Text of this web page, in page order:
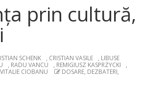
prin cultură,
SCHENK , CRISTIAN VASILE , LIBUSE
, RADU VANCU , REMIGIUSZ KASPRZYCKI
,
VITALIE CIOBANU
DOSARE, DEZBATERI,